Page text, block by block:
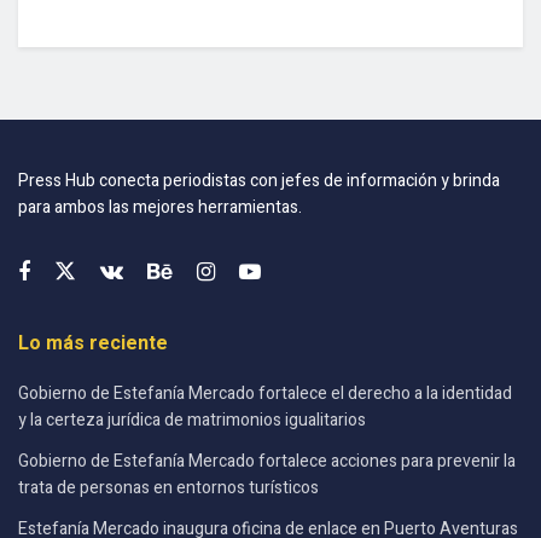
Press Hub conecta periodistas con jefes de información y brinda
para ambos las mejores herramientas.
Lo más reciente
Gobierno de Estefanía Mercado fortalece el derecho a la identidad
y la certeza jurídica de matrimonios igualitarios
Gobierno de Estefanía Mercado fortalece acciones para prevenir la
trata de personas en entornos turísticos
Estefanía Mercado inaugura oficina de enlace en Puerto Aventuras